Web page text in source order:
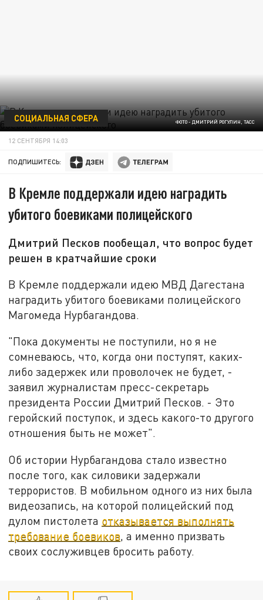
ФОТО - ДМИТРИЙ РОГУЛИН, ТАСС
СОЦИАЛЬНАЯ СФЕРА
12 СЕНТЯБРЯ 14:03
ПОДПИШИТЕСЬ:
В Кремле поддержали идею наградить
убитого боевиками полицейского
Дмитрий Песков пообещал, что вопрос будет
решен в кратчайшие сроки
В Кремле поддержали идею МВД Дагестана
наградить убитого боевиками полицейского
Магомеда Нурбагандова.
"Пока документы не поступили, но я не
сомневаюсь, что, когда они поступят, каких-
либо задержек или проволочек не будет, -
заявил журналистам пресс-секретарь
президента России Дмитрий Песков. - Это
геройский поступок, и здесь какого-то другого
отношения быть не может".
Об истории Нурбагандова стало известно
после того, как силовики задержали
террористов. В мобильном одного из них была
видеозапись, на которой полицейский под
дулом пистолета отказывается выполнять
требование боевиков, а именно призвать
своих сослуживцев бросить работу.